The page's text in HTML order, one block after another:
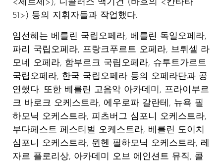
<세르세>), 니콜러스 맥기건 (바흐의 <칸타타
51>) 등의 지휘자들과 작업했다.
임선혜는 베를린 국립오페라, 베를린 독일오페라,
파리 국립오페라, 프랑크푸르트 오페라, 브뤼셀 라
모네 오페라, 함부르크 국립오페라, 슈투트가르트
국립오페라, 한국 국립오페라 등의 오페라단과 공
연했다. 또한 베를린 고음악 아카데미, 프라이부르
크 바로크 오케스트라, 에우로파 갈란테, 뉴욕 필
하모닉 오케스트라, 피츠버그 심포니 오케스트라,
부다페스트 페스티벌 오케스트라, 베를린 도이치
심포니 오케스트라, 뮌헨 필하모닉 오케스트라, 레
자르 플로리상, 아카데미 오브 에인션트 뮤직, 콜